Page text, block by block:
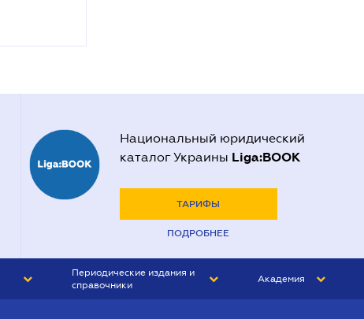
Национальный юридический
каталог Украины Liga:BOOK
ТАРИФЫ
ПОДРОБНЕЕ
Периодические издания и
справочники
Академия